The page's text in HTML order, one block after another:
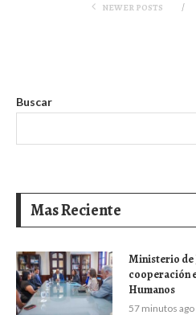
NEWER POSTS
Buscar
Mas Reciente
Ministerio de
cooperación
Humanos
57 minutos ago